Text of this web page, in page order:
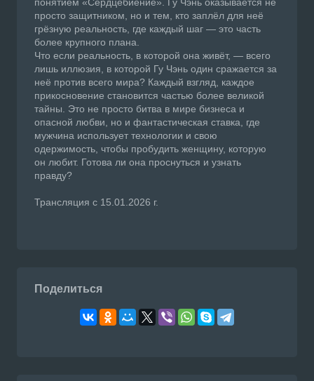
понятием «Сердцебиение». Гу Чэнь оказывается не
просто защитником, но и тем, кто заплёл для неё
грёзную реальность, где каждый шаг — это часть
более крупного плана.
Что если реальность, в которой она живёт, — всего
лишь иллюзия, в которой Гу Чэнь один сражается за
неё против всего мира? Каждый взгляд, каждое
прикосновение становится частью более великой
тайны. Это не просто битва в мире бизнеса и
опасной любви, но и фантастическая ставка, где
мужчина использует технологии и свою
одержимость, чтобы пробудить женщину, которую
он любит. Готова ли она проснуться и узнать
правду?
Трансляция с 15.01.2026 г.
Поделиться